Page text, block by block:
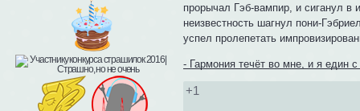
прорычал Гэб-вампир, и сиганул в
неизвестность шагнул пони-
успел пролепетать
- Гармония течёт во мне, и я един с
+1